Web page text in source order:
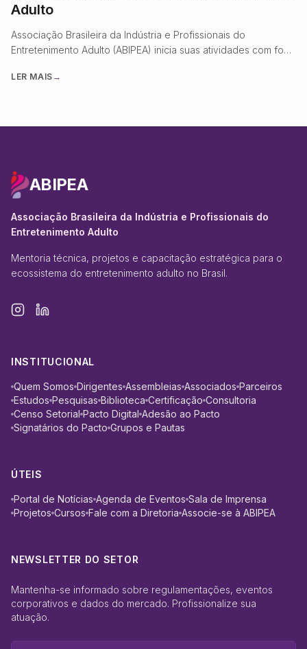
Adulto
Associação Brasileira da Indústria e Profissionais do
Entretenimento Adulto (ABIPEA) inicia suas atividades com foco
do setor.
LER MAIS →
ABIPEA
Associação Brasileira da Indústria e Profissionais do
Entretenimento Adulto
Mentoria técnica, projetos e capacitação estratégica para o
ecossistema do entretenimento adulto no Brasil.
INSTITUCIONAL
Quem Somos Dirigentes Assembleias Associados Parceiros
Estudos Pesquisas Biblioteca Certificação Consultoria
Censo Setorial Pacto Digital Adesão ao Pacto
Signatários do Pacto Grupos e Pautas
ÚTEIS
Portal de Notícias Agenda de Eventos Sala de Imprensa
Projetos Cursos Fale com a Diretoria Associe-se à ABIPEA
NEWSLETTER DO SETOR
Mantenha-se informado sobre regulamentações, eventos
corporativos e dados do mercado. Profissionalize sua
atuação.